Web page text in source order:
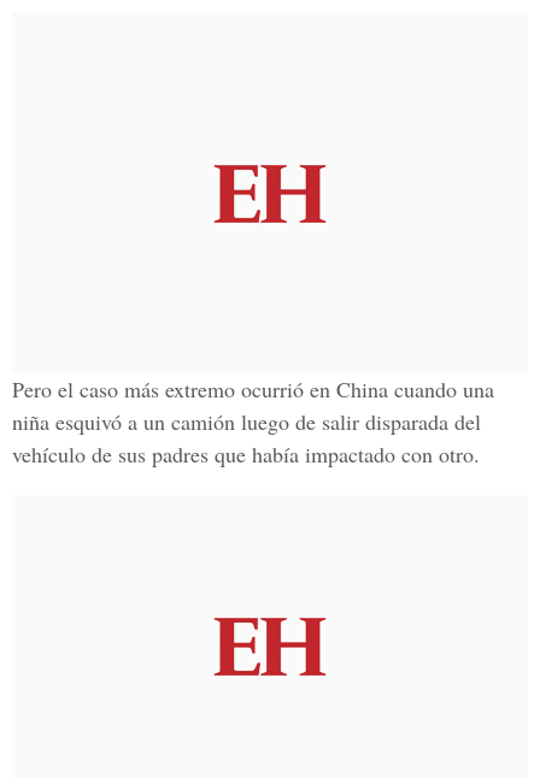
Pero el caso más extremo ocurrió en China cuando una
niña esquivó a un camión luego de salir disparada del
vehículo de sus padres que había impactado con otro.